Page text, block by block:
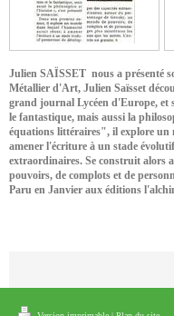
Julien SAÏSSET nous a présenté
Métallier d'Art, Julien Saïsset
grand journal Lycéen d'Europe, et
le fantastique, mais aussi la
équations littéraires", il explore un
amener l'écriture à un stade
extraordinaires. Se construit alors
pouvoirs, de complots et de
Paru en Janvier aux éditions